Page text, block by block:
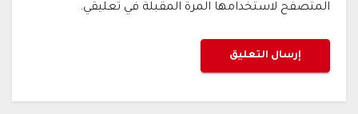
المتصفح لاستخدامها المرة المقبلة في تعليقي.